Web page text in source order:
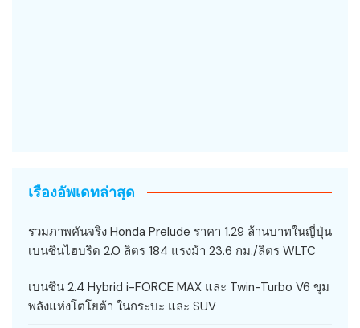
เรื่องอัพเดทล่าสุด
รวมภาพคันจริง Honda Prelude ราคา 1.29 ล้านบาทในญี่ปุ่น
เบนซินไฮบริด 2.0 ลิตร 184 แรงม้า 23.6 กม./ลิตร WLTC
เบนซิน 2.4 Hybrid i-FORCE MAX และ Twin-Turbo V6 ขุม
พลังแห่งโตโยต้า ในกระบะ และ SUV